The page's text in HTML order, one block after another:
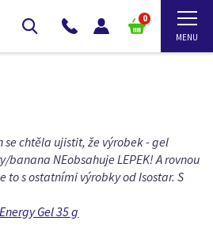
0
se chtěla ujistit, že výrobek - gel
banana NEobsahuje LEPEK! A rovnou
s ostatními výrobky od Isostar. S
Gel 35 g